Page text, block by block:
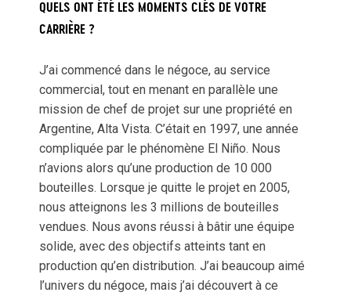
QUELS ONT ÉTÉ LES MOMENTS CLÉS DE VOTRE
CARRIÈRE ?
J’ai commencé dans le négoce, au service
commercial, tout en menant en parallèle une
mission de chef de projet sur une propriété en
Argentine, Alta Vista. C’était en 1997, une année
compliquée par le phénomène El Niño. Nous
n’avions alors qu’une production de 10 000
bouteilles. Lorsque je quitte le projet en 2005,
nous atteignons les 3 millions de bouteilles
vendues. Nous avons réussi à bâtir une équipe
solide, avec des objectifs atteints tant en
production qu’en distribution. J’ai beaucoup aimé
l’univers du négoce, mais j’ai découvert à ce